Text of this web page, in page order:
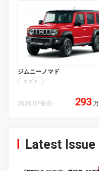
ジムニーノマド
スズキ
2026.07発売 293
Latest Issue